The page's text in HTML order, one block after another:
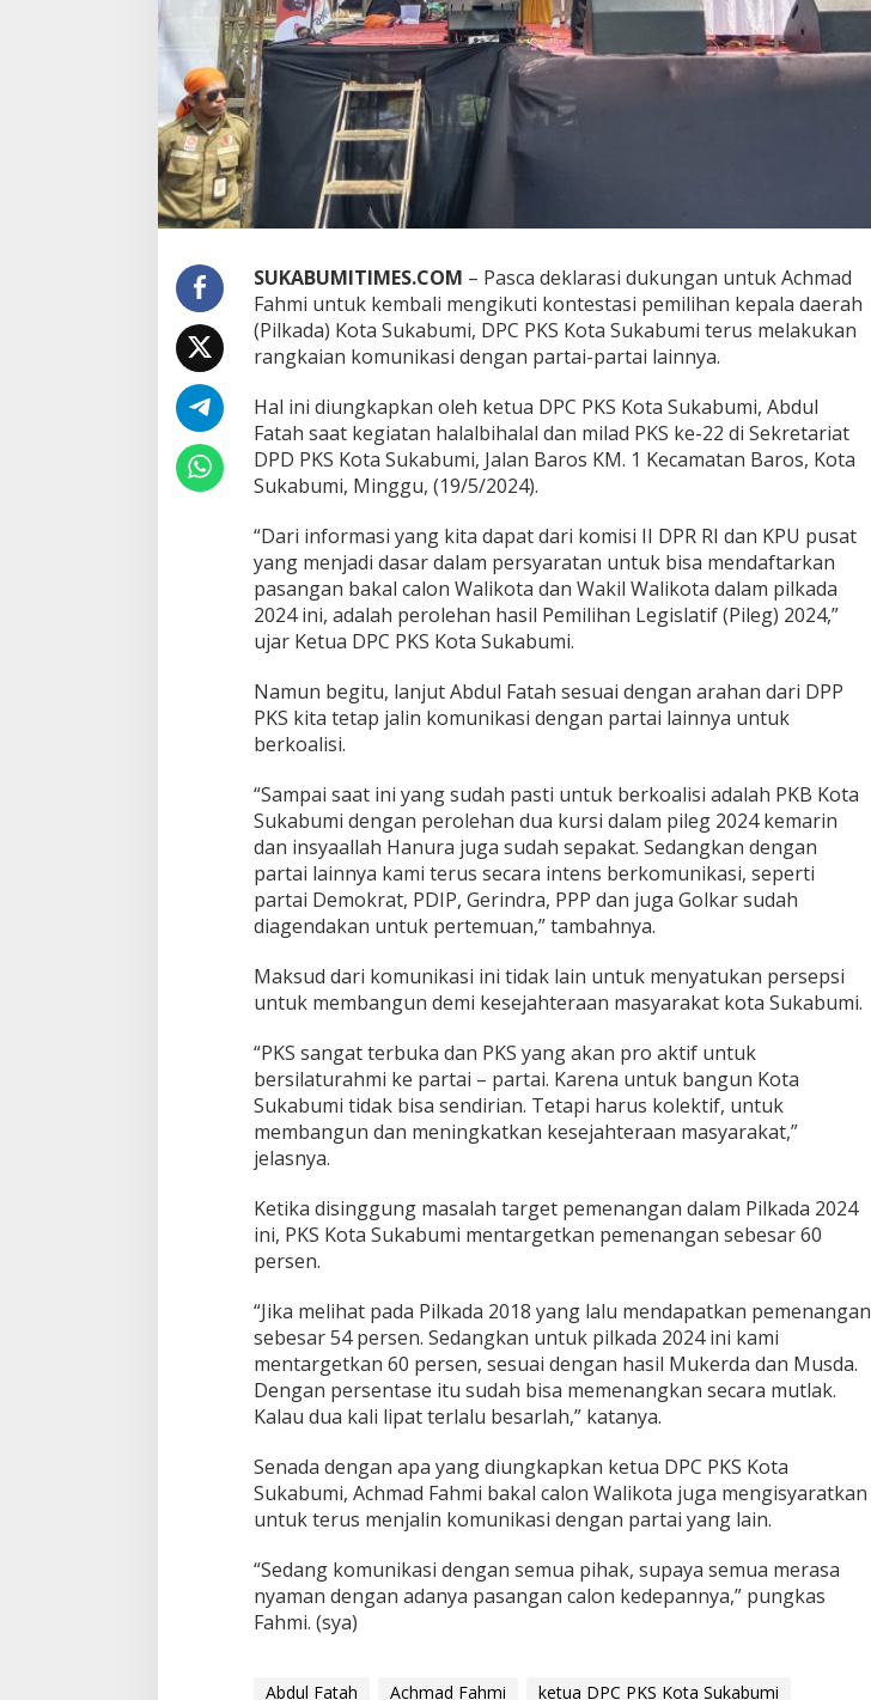
b
u
m
i
T
e
u
s
i
n
K
m
n
i
k
s
D
e
n
a
n
a
r
a
L
a
i
SUKABUMITIMES.COM – Pasca deklarasi dukungan untuk Achmad
Fahmi untuk kembali mengikuti kontestasi pemilihan kepala daerah
(Pilkada) Kota Sukabumi, DPC PKS Kota Sukabumi terus melakukan
rangkaian komunikasi dengan partai-partai lainnya.
Hal ini diungkapkan oleh ketua DPC PKS Kota Sukabumi, Abdul
Fatah saat kegiatan halalbihalal dan milad PKS ke-22 di Sekretariat
DPD PKS Kota Sukabumi, Jalan Baros KM. 1 Kecamatan Baros, Kota
Sukabumi, Minggu, (19/5/2024).
“Dari informasi yang kita dapat dari komisi II DPR RI dan KPU pusat
yang menjadi dasar dalam persyaratan untuk bisa mendaftarkan
pasangan bakal calon Walikota dan Wakil Walikota dalam pilkada
2024 ini, adalah perolehan hasil Pemilihan Legislatif (Pileg) 2024,”
ujar Ketua DPC PKS Kota Sukabumi.
Namun begitu, lanjut Abdul Fatah sesuai dengan arahan dari DPP
PKS kita tetap jalin komunikasi dengan partai lainnya untuk
berkoalisi.
“Sampai saat ini yang sudah pasti untuk berkoalisi adalah PKB Kota
Sukabumi dengan perolehan dua kursi dalam pileg 2024 kemarin
dan insyaallah Hanura juga sudah sepakat. Sedangkan dengan
partai lainnya kami terus secara intens berkomunikasi, seperti
partai Demokrat, PDIP, Gerindra, PPP dan juga Golkar sudah
diagendakan untuk pertemuan,” tambahnya.
Maksud dari komunikasi ini tidak lain untuk menyatukan persepsi
untuk membangun demi kesejahteraan masyarakat kota Sukabumi.
“PKS sangat terbuka dan PKS yang akan pro aktif untuk
bersilaturahmi ke partai – partai. Karena untuk bangun Kota
Sukabumi tidak bisa sendirian. Tetapi harus kolektif, untuk
membangun dan meningkatkan kesejahteraan masyarakat,”
jelasnya.
Ketika disinggung masalah target pemenangan dalam Pilkada 2024
ini, PKS Kota Sukabumi mentargetkan pemenangan sebesar 60
persen.
“Jika melihat pada Pilkada 2018 yang lalu mendapatkan pemenangan
sebesar 54 persen. Sedangkan untuk pilkada 2024 ini kami
mentargetkan 60 persen, sesuai dengan hasil Mukerda dan Musda.
Dengan persentase itu sudah bisa memenangkan secara mutlak.
Kalau dua kali lipat terlalu besarlah,” katanya.
Senada dengan apa yang diungkapkan ketua DPC PKS Kota
Sukabumi, Achmad Fahmi bakal calon Walikota juga mengisyaratkan
untuk terus menjalin komunikasi dengan partai yang lain.
“Sedang komunikasi dengan semua pihak, supaya semua merasa
nyaman dengan adanya pasangan calon kedepannya,” pungkas
Fahmi. (sya)
Abdul Fatah Achmad Fahmi ketua DPC PKS Kota Sukabumi